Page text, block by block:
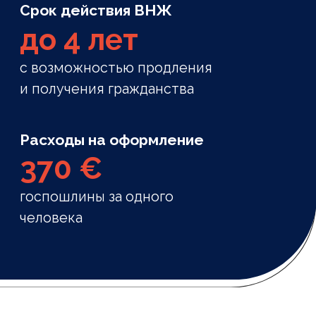
Официальные налоги и пошлины,
связанные с подачей и оформлением
визы, составляют менее 400 € на
одного человека.
Члены вашей семьи могут
официально работать во Франции, а
несовершеннолетним детям
бесплатное государственное
образование.
Свободное